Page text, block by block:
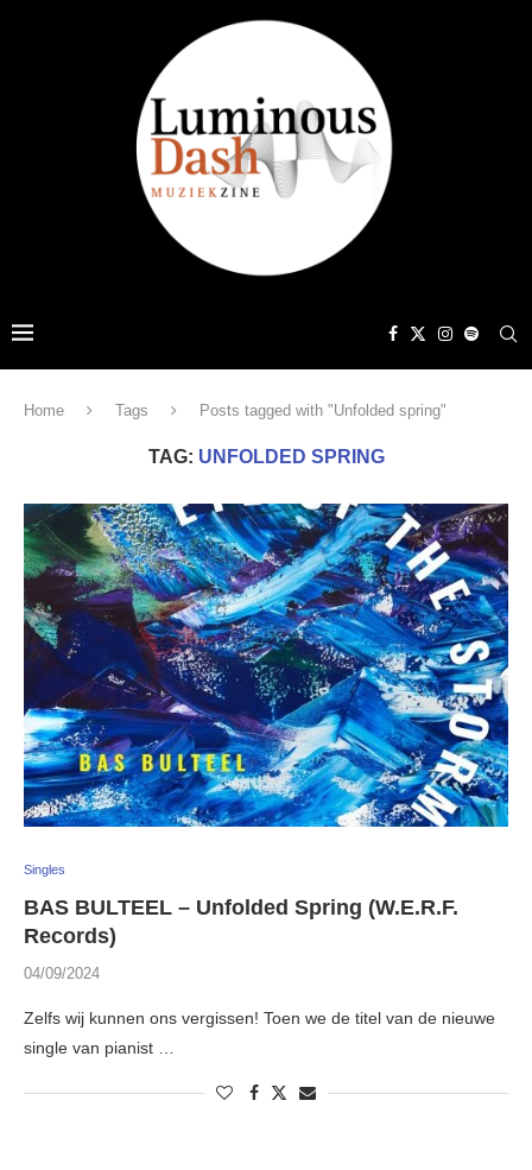
Home Tags Posts tagged with "Unfolded spring"
TAG: UNFOLDED SPRING
Singles
BAS BULTEEL – Unfolded Spring (W.E.R.F.
Records)
04/09/2024
Zelfs wij kunnen ons vergissen! Toen we de titel van de nieuwe
single van pianist …